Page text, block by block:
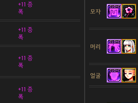
+11 증
폭
+11 증
폭
+11 증
폭
+11 증
폭
모자
머리
얼굴